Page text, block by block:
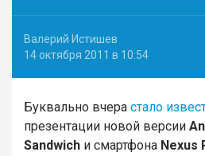
Валерий Истишев
14 октября 2011 в 10:54
Буквально вчера стало
презентации новой версии
Sandwich и смартфона Nexus